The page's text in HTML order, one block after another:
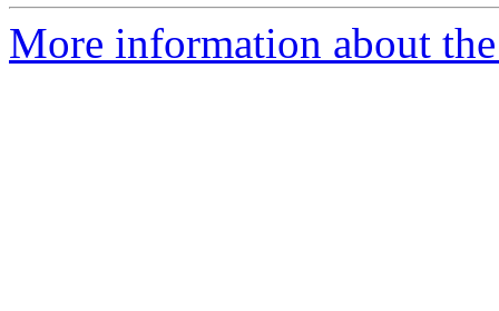
More information about